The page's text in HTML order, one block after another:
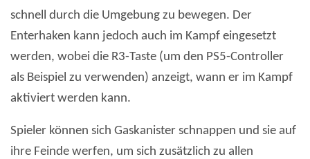
schnell durch die Umgebung zu bewegen. Der
Enterhaken kann jedoch auch im Kampf eingesetzt
werden, wobei die R3-Taste (um den PS5-Controller
als Beispiel zu verwenden) anzeigt, wann er im Kampf
aktiviert werden kann.
Spieler können sich Gaskanister schnappen und sie auf
ihre Feinde werfen, um sich zusätzlich zu allen